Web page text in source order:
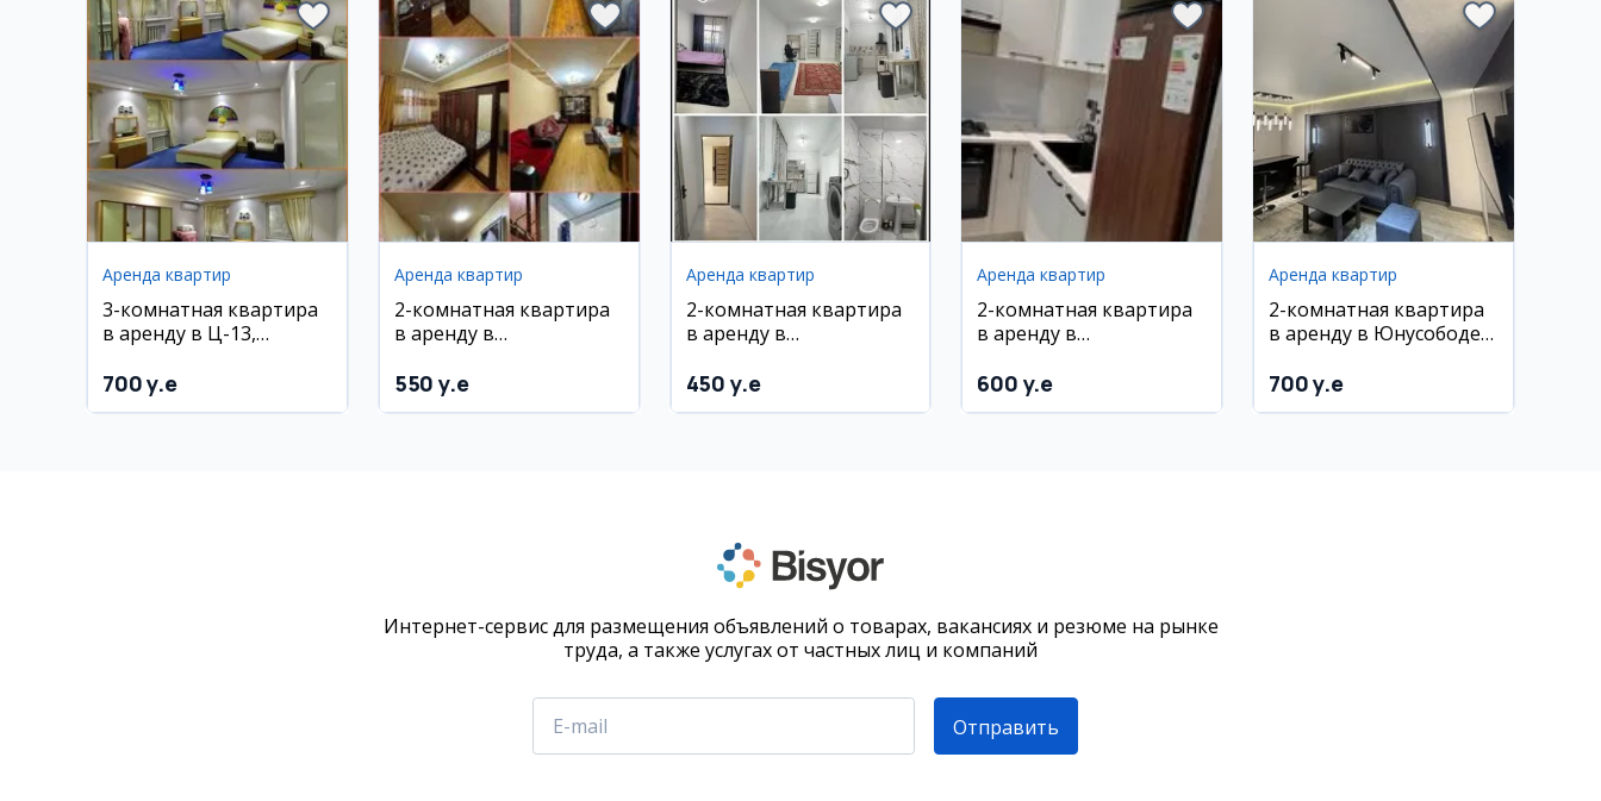
Аренда квартир
3-комнатная квартира
в аренду в Ц-13,
700 y.e
Аренда квартир
2-комнатная квартира
в аренду в
районе (Чорсу)
550 y.e
Аренда квартир
2-комнатная квартира
в аренду в
этаж, евроремонт,
мебель и техника
450 y.e
Аренда квартир
2-комнатная квартира
в аренду в
районе, Себзор
600 y.e
Аренда квартир
2-комнатная квартира
в аренду в Юнусободе,
700 y.e
Интернет-сервис для размещения объявлений о товарах, вакансиях и резюме на рынке
труда, а также услугах от частных лиц и компаний
Отправить